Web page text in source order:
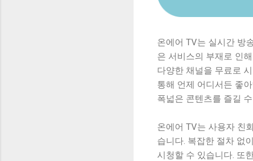
온에어 TV는 실시간 방
은 서비스의 부재로 인
다양한 채널을 무료로
통해 언제 어디서든 좋
폭넓은 콘텐츠를 즐길
온에어 TV는 사용자 친
습니다. 복잡한 절차 없
시청할 수 있습니다. 또